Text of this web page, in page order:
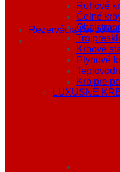
Rezervácia
Rohové
Čelné
Krbové
Plynové
Krb pre
LUXUSNÉ